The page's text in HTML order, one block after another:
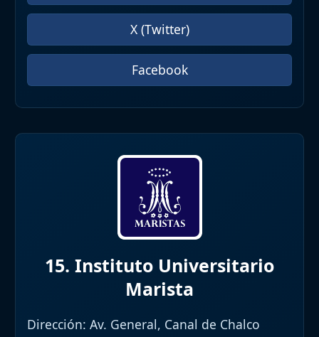
X (Twitter)
Facebook
15. Instituto Universitario
Marista
Dirección: Av. General, Canal de Chalco